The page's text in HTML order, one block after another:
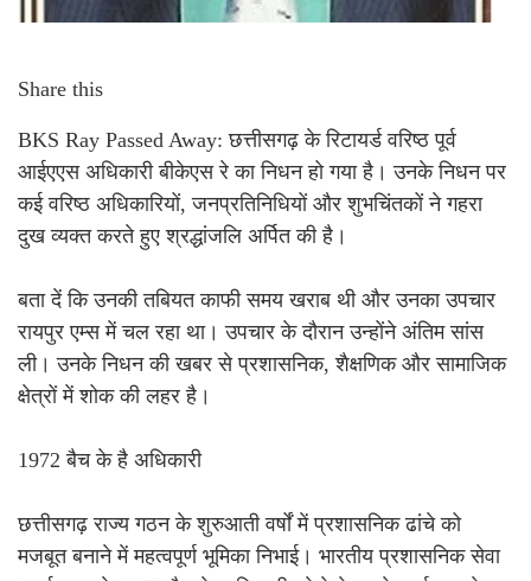
Share this
BKS Ray Passed Away: छत्तीसगढ़ के रिटायर्ड वरिष्ठ पूर्व
आईएएस अधिकारी बीकेएस रे का निधन हो गया है। उनके निधन पर
कई वरिष्ठ अधिकारियों, जनप्रतिनिधियों और शुभचिंतकों ने गहरा
दुख व्यक्त करते हुए श्रद्धांजलि अर्पित की है।
बता दें कि उनकी तबियत काफी समय खराब थी और उनका उपचार
रायपुर एम्स में चल रहा था। उपचार के दौरान उन्होंने अंतिम सांस
ली। उनके निधन की खबर से प्रशासनिक, शैक्षणिक और सामाजिक
क्षेत्रों में शोक की लहर है।
1972 बैच के है अधिकारी
छत्तीसगढ़ राज्य गठन के शुरुआती वर्षों में प्रशासनिक ढांचे को
मजबूत बनाने में महत्वपूर्ण भूमिका निभाई। भारतीय प्रशासनिक सेवा